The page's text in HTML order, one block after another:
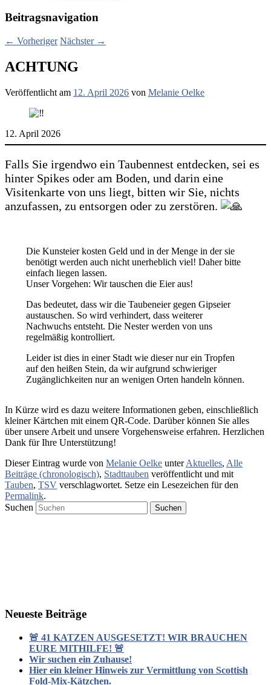
Beitragsnavigation
← Vorheriger Nächster →
ACHTUNG
Veröffentlicht am 12. April 2026 von Melanie Oelke
12. April 2026
Falls Sie irgendwo ein Taubennest entdecken, sei es
hinter Spikes oder am Boden, und darin eine
Visitenkarte von uns liegt, bitten wir Sie, nichts
anzufassen, zu entsorgen oder zu zerstören.
Die Kunsteier kosten Geld und in der Menge in der sie
benötigt werden auch nicht unerheblich viel! Daher bitte
einfach liegen lassen.
Unser Vorgehen: Wir tauschen die Eier aus!
Das bedeutet, dass wir die Taubeneier gegen Gipseier
austauschen. So wird verhindert, dass weiterer
Nachwuchs entsteht. Die Nester werden von uns
regelmäßig kontrolliert.
Leider ist dies in einer Stadt wie dieser nur ein Tropfen
auf den heißen Stein, da wir aufgrund schwieriger
Zugänglichkeiten nur an wenigen Orten handeln können.
In Kürze wird es dazu weitere Informationen geben, einschließlich
kleiner Kärtchen mit einem QR-Code. Darüber können Sie alles
über unsere Arbeit und unsere Vorgehensweise erfahren. Herzlichen
Dank für Ihre Unterstützung!
Dieser Eintrag wurde von Melanie Oelke unterAktuelles, Alle
Beiträge (chronologisch), Stadttauben veröffentlicht und mit
Tauben, TSV verschlagwortet. Setze ein Lesezeichen für den
Permalink.
Suchen
Neueste Beiträge
🚨 41 KATZEN AUSGESETZT! WIR BRAUCHEN
EURE MITHILFE! 🚨
Wir suchen ein Zuhause!
Hier ein kleiner Hinweis zur Vermittlung von Scottish
Fold-Mix-Kätzchen.